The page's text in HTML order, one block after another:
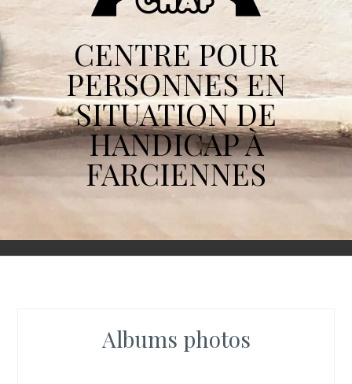
CENTRE POUR
PERSONNES EN
SITUATION DE
HANDICAP À
FARCIENNES
Albums photos